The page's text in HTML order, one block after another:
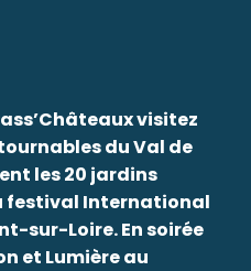
visitez
du Val de
les 20 jardins
festival International
sur-Loire. En soirée
et Lumière au